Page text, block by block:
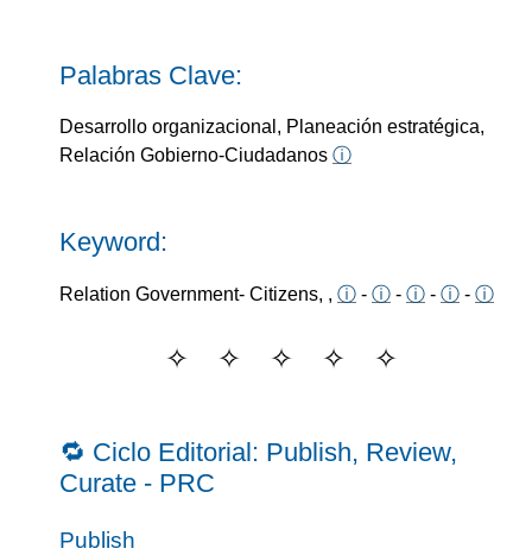
Palabras Clave:
Desarrollo organizacional, Planeación estratégica,
Relación Gobierno-Ciudadanos ⓘ
Keyword:
Relation Government- Citizens, , ⓘ - ⓘ - ⓘ - ⓘ - ⓘ
🔁 Ciclo Editorial: Publish, Review,
Curate - PRC
Publish